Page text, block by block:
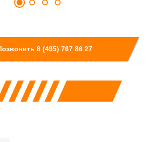
8 (495) 767 86 27